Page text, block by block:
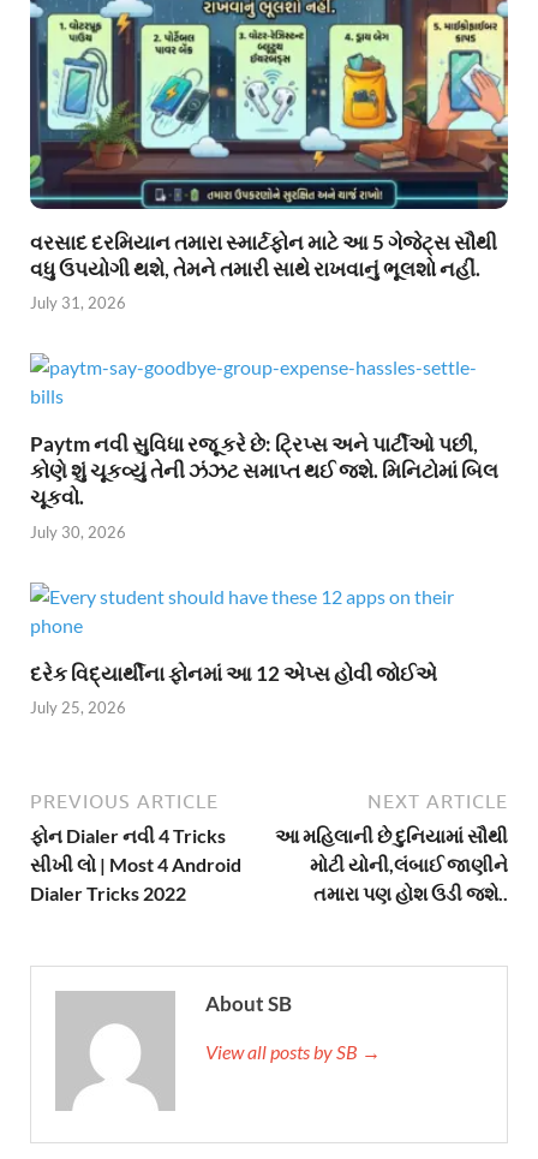
વરસાદ દરમિયાન તમારા સ્માર્ટફોન માટે આ 5 ગેજેટ્સ સૌથી
વધુ ઉપયોગી થશે, તેમને તમારી સાથે રાખવાનું ભૂલશો નહીં.
July 31, 2026
Paytm નવી સુવિધા રજૂ કરે છે: ટ્રિપ્સ અને પાર્ટીઓ પછી,
કોણે શું ચૂકવ્યું તેની ઝંઝટ સમાપ્ત થઈ જશે. મિનિટોમાં બિલ
ચૂકવો.
July 30, 2026
દરેક વિદ્યાર્થીના ફોનમાં આ 12 એપ્સ હોવી જોઈએ
July 25, 2026
PREVIOUS ARTICLE
ફોન Dialer નવી 4 Tricks
સીખી લો | Most 4 Android
Dialer Tricks 2022
NEXT ARTICLE
આ મહિલાની છે દુનિયામાં સૌથી
મોટી યોની,લંબાઈ જાણીને
તમારા પણ હોશ ઉડી જશે..
About SB
View all posts by SB →